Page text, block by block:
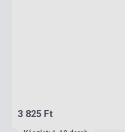
3 825 Ft